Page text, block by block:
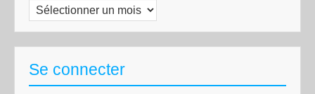
Archives
Se connecter